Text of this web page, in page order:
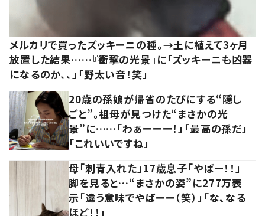
メルカリで買ったズッキーニの種。→土に植えて3ヶ月
放置した結果……『衝撃の光景』に「ズッキーニも凶器
になるのか、、」「野太い音！笑」
20歳の孫娘が帰省のたびにする“隠し
ごと”。祖母が見つけた“まさかの光
景”に……「わぁーーー！」「最高の孫だ」
「これいいですね」
母「刺青入れた」17歳息子「やばー！！」
脚を見ると…“まさかの姿”に277万表
示「違う意味でやばーー（笑）」「な、なる
ほど！！」